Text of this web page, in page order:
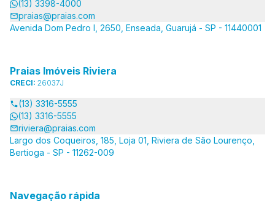
(13) 3398-4000
praias@praias.com
Avenida Dom Pedro I, 2650, Enseada, Guarujá - SP - 11440001
Praias Imóveis Riviera
CRECI: 26037J
(13) 3316-5555
(13) 3316-5555
riviera@praias.com
Largo dos Coqueiros, 185, Loja 01, Riviera de São Lourenço,
Bertioga - SP - 11262-009
Navegação rápida